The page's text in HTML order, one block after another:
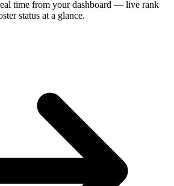
time from your dashboard — live rank
status at a glance.